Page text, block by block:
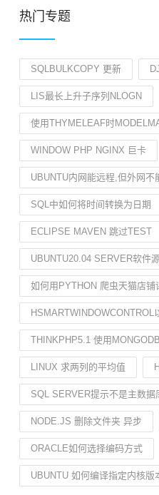
热门专题
SQLBULKCOPY 更新
LIS最长上升子序列NLOGN
使用THYMELEAF时
WINDOW PHP NGINX 巨卡
UBUNTU内网能远程,但外网不
SQL中如何将时间转换为日期
ECLIPSE MAVEN 跳过TEST
UBUNTU20.04 SERVER软件
如何用PYTHON 爬虫天猫店铺
HSMARTWINDOWCONTROL
THINKPHP5.1 使用
LINUX 求两列的平均值
SQL SERVER提示不是主数据
NODE.JS 删除文件夹 异步
ORACLE如何选择编码方式
UBUNTU 如何编译指定内核版